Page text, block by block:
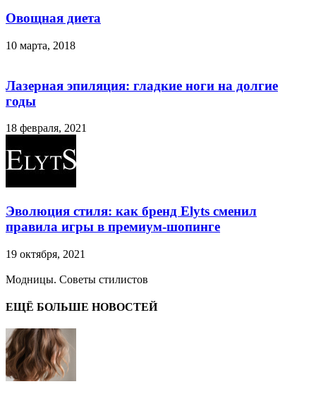
Овощная диета
10 марта, 2018
Лазерная эпиляция: гладкие ноги на долгие
годы
18 февраля, 2021
Эволюция стиля: как бренд Elyts сменил
правила игры в премиум-шопинге
19 октября, 2021
Модницы. Советы стилистов
ЕЩЁ БОЛЬШЕ НОВОСТЕЙ